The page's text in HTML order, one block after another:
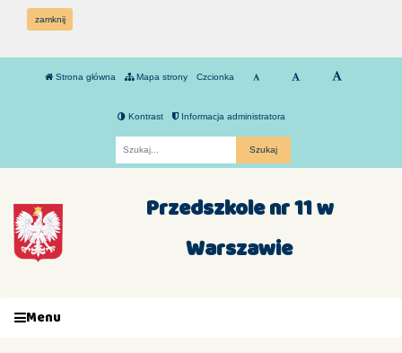
zamknij
Strona główna Mapa strony Czcionka
Kontrast Informacja administratora
Przedszkole nr 11 w
Warszawie
Menu